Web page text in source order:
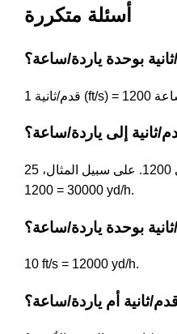
أسئلة متكررة
ثانية إلى ياردة/ساعة؟
اضرب قيمة قدم/ثانية في 1200. على سبيل المثال، 25 ft/s ×
1200 = 30000 yd/h.
10 ft/s = 12000 yd/h.
ثانية أم ياردة/ساعة؟